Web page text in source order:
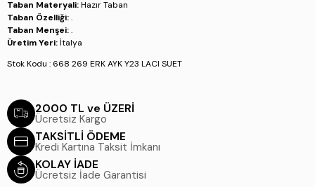
Taban Materyali:Hazır Taban
Taban Özelliği:.
Taban Menşei:.
Üretim Yeri: İtalya
Stok Kodu : 668 269 ERK AYK Y23 LACI SUET
2000 TL ve ÜZERİ
Ücretsiz Kargo
TAKSİTLİ ÖDEME
Kredi Kartına Taksit İmkanı
KOLAY İADE
Ücretsiz İade Garantisi